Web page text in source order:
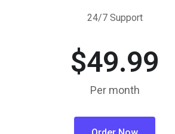
24/7 Support
$49.99
Per month